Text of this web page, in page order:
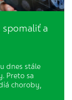
spomaliť a
dnes stále
Preto sa
choroby,